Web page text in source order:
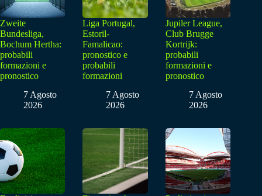
Zweite
Bundesliga,
Bochum Hertha:
probabili
formazioni e
pronostico
7 Agosto
2026
Liga Portugal,
Estoril-
Famalicao:
pronostico e
probabili
formazioni
7 Agosto
2026
Jupiler League,
Club Brugge
Kortrijk:
probabili
formazioni e
pronostico
7 Agosto
2026